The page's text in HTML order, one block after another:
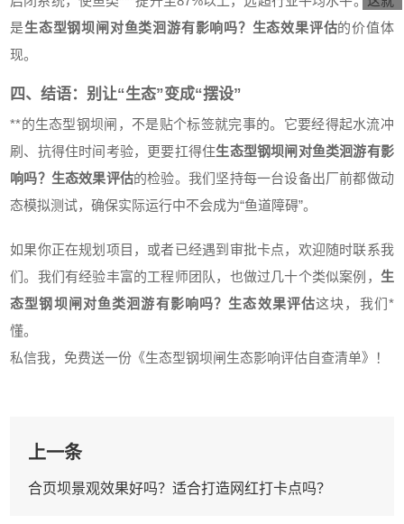
是生态型钢坝闸对鱼类洄游有影响吗？生态效果评估的价值体
现。
四、结语：别让“生态”变成“摆设”
**的生态型钢坝闸，不是贴个标签就完事的。它要经得起水流冲
刷、抗得住时间考验，更要扛得住生态型钢坝闸对鱼类洄游有影
响吗？生态效果评估的检验。我们坚持每一台设备出厂前都做动
态模拟测试，确保实际运行中不会成为“鱼道障碍”。
如果你正在规划项目，或者已经遇到审批卡点，欢迎随时联系我
们。我们有经验丰富的工程师团队，也做过几十个类似案例， 生
态型钢坝闸对鱼类洄游有影响吗？生态效果评估这块，我们*
懂。
私信我，免费送一份《生态型钢坝闸生态影响评估自查清单》！
上一条
合页坝景观效果好吗？适合打造网红打卡点吗？